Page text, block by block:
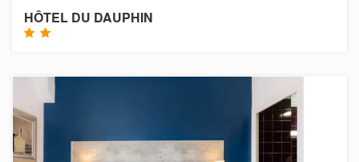
HÔTEL DU DAUPHIN